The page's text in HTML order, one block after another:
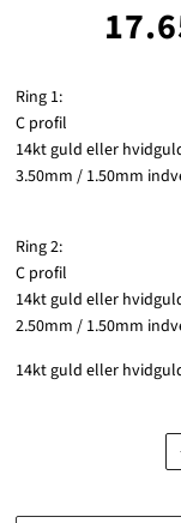
Ring 1:
C profil
14kt guld eller
3.50mm / 1.50mm
Ring 2:
C profil
14kt guld eller
2.50mm / 1.50mm
14kt guld eller